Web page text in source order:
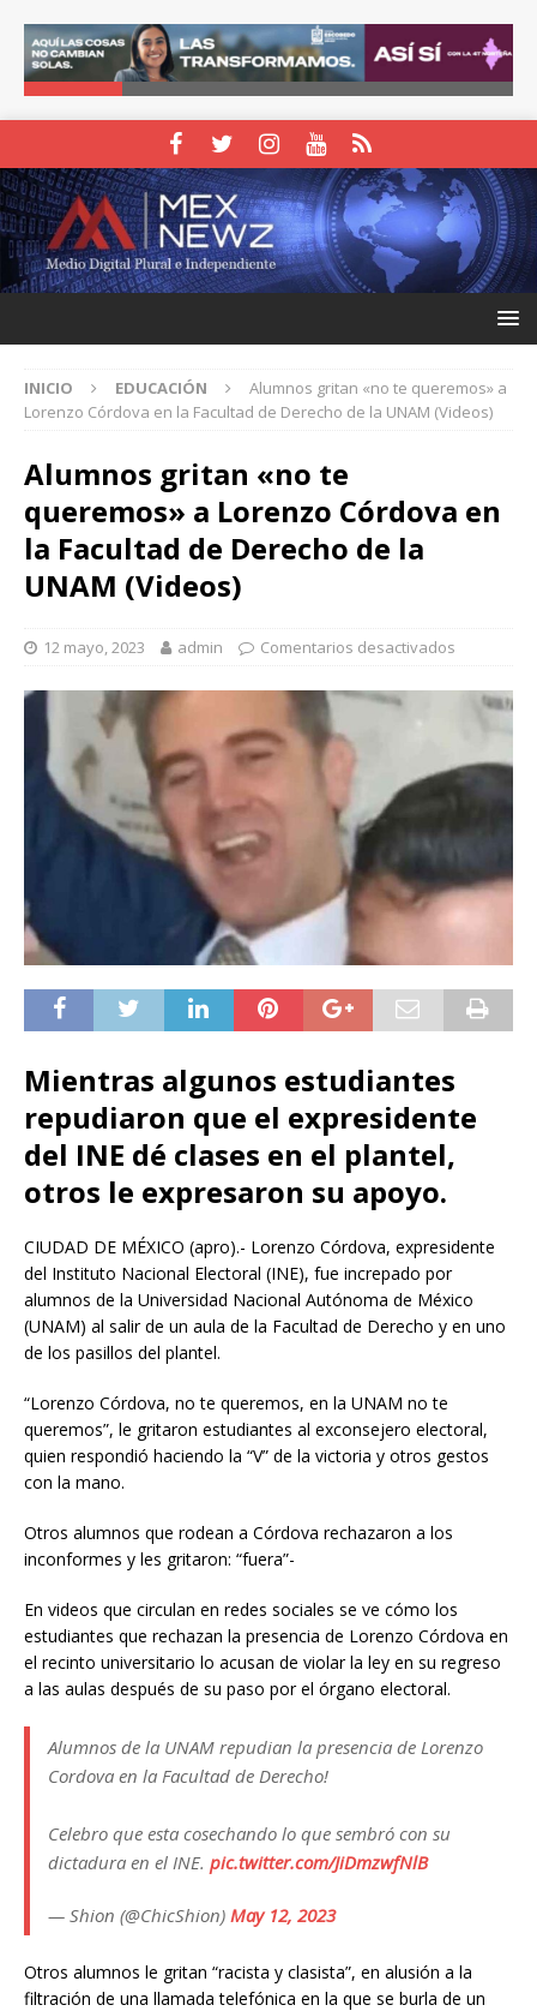
INICIO EDUCACIÓN
Alumnos gritan «no te queremos» a
Lorenzo Córdova en la Facultad de Derecho de la UNAM (Videos)
Alumnos gritan «no te
queremos» a Lorenzo Córdova en
la Facultad de Derecho de la
UNAM (Videos)
12 mayo, 2023 admin Comentarios desactivados
Mientras algunos estudiantes
repudiaron que el expresidente
del INE dé clases en el plantel,
otros le expresaron su apoyo.
CIUDAD DE MÉXICO (apro).- Lorenzo Córdova, expresidente
del Instituto Nacional Electoral (INE), fue increpado por
alumnos de la Universidad Nacional Autónoma de México
(UNAM) al salir de un aula de la Facultad de Derecho y en uno
de los pasillos del plantel.
“Lorenzo Córdova, no te queremos, en la UNAM no te
queremos”, le gritaron estudiantes al exconsejero electoral,
quien respondió haciendo la “V” de la victoria y otros gestos
con la mano.
Otros alumnos que rodean a Córdova rechazaron a los
inconformes y les gritaron: “fuera”-
En videos que circulan en redes sociales se ve cómo los
estudiantes que rechazan la presencia de Lorenzo Córdova en
el recinto universitario lo acusan de violar la ley en su regreso
a las aulas después de su paso por el órgano electoral.
Alumnos de la UNAM repudian la presencia de Lorenzo
Cordova en la Facultad de Derecho!
Celebro que esta cosechando lo que sembró con su
dictadura en el INE. pic.twitter.com/JiDmzwfNlB
— Shion (@ChicShion) May 12, 2023
Otros alumnos le gritan “racista y clasista”, en alusión a la
filtración de una llamada telefónica en la que se burla de un